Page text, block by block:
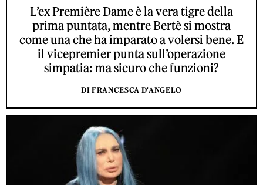
L’ex Première Dame è la vera tigre della
prima puntata, mentre Bertè si mostra
come una che ha imparato a volersi bene. E
il vicepremier punta sull’operazione
simpatia: ma sicuro che funzioni?
DI FRANCESCA D'ANGELO